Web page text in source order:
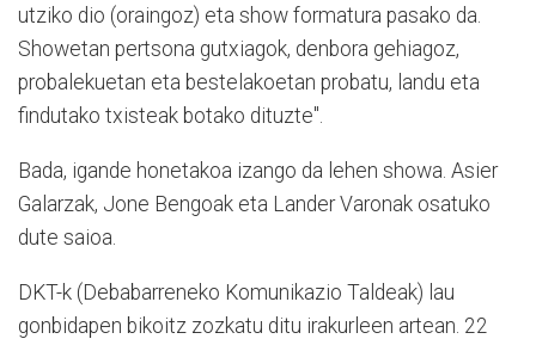
utziko dio (oraingoz) eta show formatura pasako da.
Showetan pertsona gutxiagok, denbora gehiagoz,
probalekuetan eta bestelakoetan probatu, landu eta
findutako txisteak botako dituzte".
Bada, igande honetakoa izango da lehen showa. Asier
Galarzak, Jone Bengoak eta Lander Varonak osatuko
dute saioa.
DKT-k (Debabarreneko Komunikazio Taldeak) lau
gonbidapen bikoitz zozkatu ditu irakurleen artean. 22